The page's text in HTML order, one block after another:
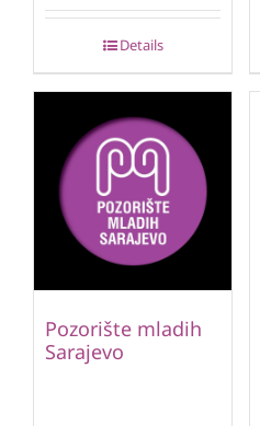
Details
Pozorište mladih
Sarajevo